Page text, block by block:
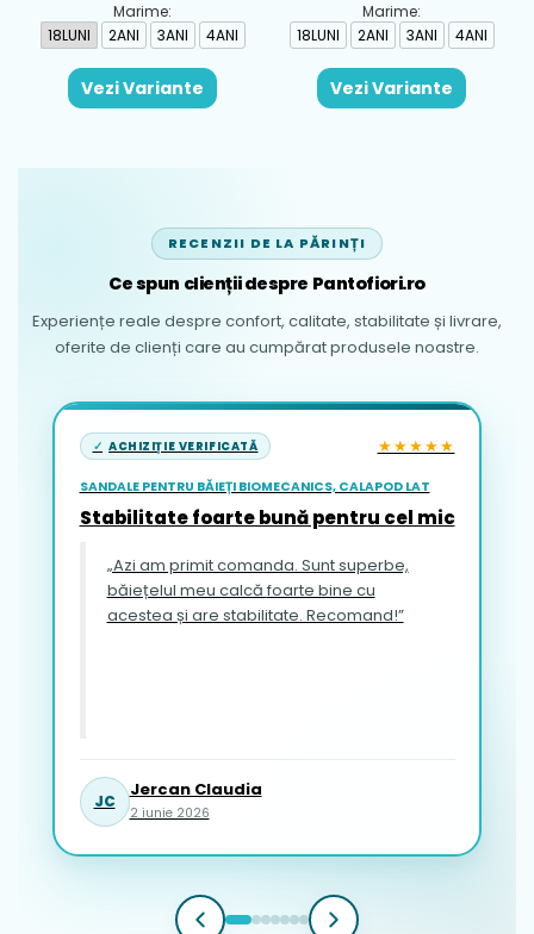
Marime:
18LUNI
2ANI 3ANI 4ANI
Vezi Variante
Marime:
18LUNI
2ANI 3ANI 4ANI
Vezi Variante
RECENZII DE LA PĂRINȚI
Ce spun clienții despre Pantofiori.ro
Experiențe reale despre confort, calitate, stabilitate și livrare,
oferite de clienți care au cumpărat produsele noastre.
ACHIZIȚIE VERIFICATĂ ★★★★★
SANDALE PENTRU BĂIEȚI BIOMECANICS, CALAPOD LAT
Stabilitate foarte bună pentru cel mic
„Azi am primit comanda. Sunt superbe,
băiețelul meu calcă foarte bine cu
acestea și are stabilitate. Recomand!”
JC
Jercan Claudia
2 iunie 2026